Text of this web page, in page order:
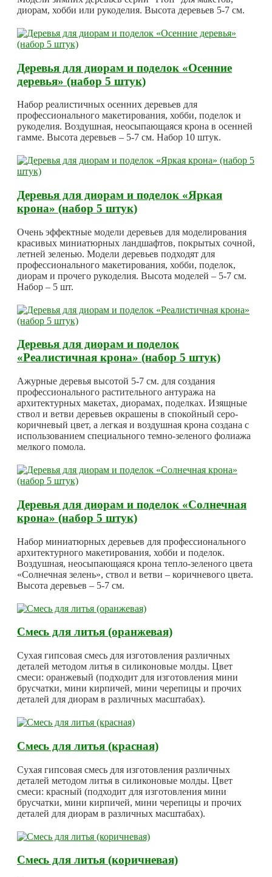
диорам, хобби или рукоделия. Высота деревьев 5-7 см.
Деревья для диорам и поделок «Осенние
деревья» (набор 5 штук)
Набор реалистичных осенних деревьев для
профессионального макетирования, хобби, поделок и
рукоделия. Воздушная, неосыпающаяся крона в осенней
гамме. Высота деревьев – 5-7 см. Набор 10 штук.
Деревья для диорам и поделок «Яркая
крона» (набор 5 штук)
Очень эффектные модели деревьев для моделирования
красивых миниатюрных ландшафтов, покрытых сочной,
летней зеленью. Модели деревьев подходят для
профессионального макетирования, хобби, поделок,
диорам и прочего рукоделия. Высота моделей – 5-7 см.
Набор – 5 шт.
Деревья для диорам и поделок
«Реалистичная крона» (набор 5 штук)
Ажурные деревья высотой 5-7 см. для создания
профессионального растительного антуража на
архитектурных макетах, диорамах, поделках. Изящные
ствол и ветви деревьев окрашены в спокойный серо-
коричневый цвет, а легкая и воздушная крона создана с
использованием специального темно-зеленого фолиажа
мелкого помола.
Деревья для диорам и поделок «Солнечная
крона» (набор 5 штук)
Набор миниатюрных деревьев для профессионального
архитектурного макетирования, хобби и поделок.
Воздушная, неосыпающаяся крона тепло-зеленого цвета
«Солнечная зелень», ствол и ветви – коричневого цвета.
Высота деревьев – 5-7 см.
Смесь для литья (оранжевая)
Сухая гипсовая смесь для изготовления различных
деталей методом литья в силиконовые молды. Цвет
смеси: оранжевый (подходит для изготовления мини
брусчатки, мини кирпичей, мини черепицы и прочих
деталей для диорам в различных масштабах).
Смесь для литья (красная)
Сухая гипсовая смесь для изготовления различных
деталей методом литья в силиконовые молды. Цвет
смеси: красный (подходит для изготовления мини
брусчатки, мини кирпичей, мини черепицы и прочих
деталей для диорам в различных масштабах).
Смесь для литья (коричневая)